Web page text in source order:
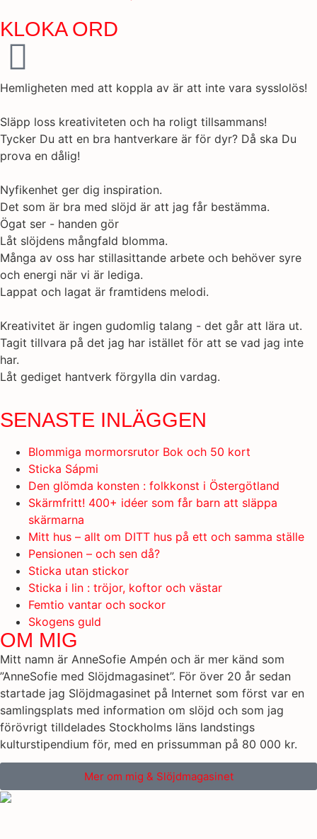
KLOKA ORD
Hemligheten med att koppla av är att inte vara sysslolös!
Släpp loss kreativiteten och ha roligt tillsammans!
Tycker Du att en bra hantverkare är för dyr? Då ska Du
prova en dålig!
Nyfikenhet ger dig inspiration.
Det som är bra med slöjd är att jag får bestämma.
Ögat ser - handen gör
Låt slöjdens mångfald blomma.
Många av oss har stillasittande arbete och behöver syre
och energi när vi är lediga.
Lappat och lagat är framtidens melodi.
Kreativitet är ingen gudomlig talang - det går att lära ut.
Tagit tillvara på det jag har istället för att se vad jag inte
har.
Låt gediget hantverk förgylla din vardag.
SENASTE INLÄGGEN
Blommiga mormorsrutor Bok och 50 kort
Sticka Sápmi
Den glömda konsten : folkkonst i Östergötland
Skärmfritt! 400+ idéer som får barn att släppa
skärmarna
Mitt hus – allt om DITT hus på ett och samma ställe
Pensionen – och sen då?
Sticka utan stickor
Sticka i lin : tröjor, koftor och västar
Femtio vantar och sockor
Skogens guld
OM MIG
Mitt namn är AnneSofie Ampén och är mer känd som
”AnneSofie med Slöjdmagasinet”. För över 20 år sedan
startade jag Slöjdmagasinet på Internet som först var en
samlingsplats med information om slöjd och som jag
förövrigt tilldelades Stockholms läns landstings
kulturstipendium för, med en prissumman på 80 000 kr.
Mer om mig & Slöjdmagasinet